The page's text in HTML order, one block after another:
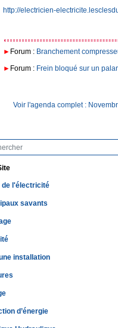
de l'électricité
savants
installation
d’énergie
http://electricien-
► Forum : Branchement
► Forum : Frein bloqué sur un
Voir l'agenda complet :